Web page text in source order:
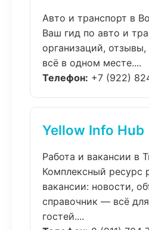
Авто и транспорт в
Ваш гид по авто и
организаций,
всё в одном месте....
Телефон: +7 (922)
Yellow Info Hub
Работа и вакансии в
Комплексный ресурс
вакансии: новости,
справочник — всё
гостей....